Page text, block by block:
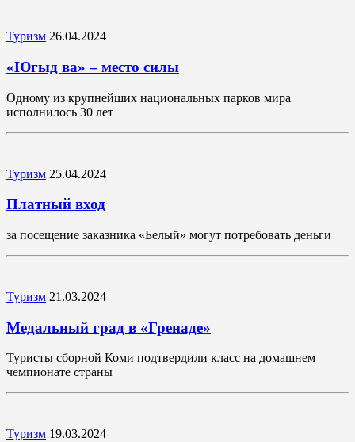
Туризм 26.04.2024
«Югыд ва» – место силы
Одному из крупнейших национальных парков мира
исполнилось 30 лет
Туризм 25.04.2024
Платный вход
за посещение заказника «Белый» могут потребовать деньги
Туризм 21.03.2024
Медальный град в «Гренаде»
Туристы сборной Коми подтвердили класс на домашнем
чемпионате страны
Туризм 19.03.2024